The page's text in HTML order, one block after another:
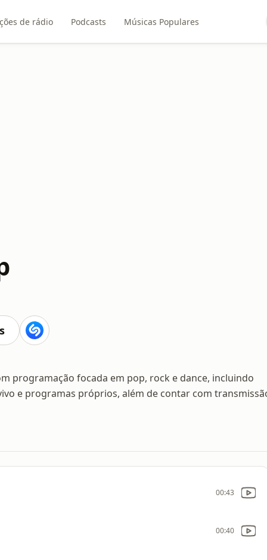
de rádio Podcasts Músicas Populares
programação focada em pop, rock e dance, incluindo
e programas próprios, além de contar com
00:43
00:40